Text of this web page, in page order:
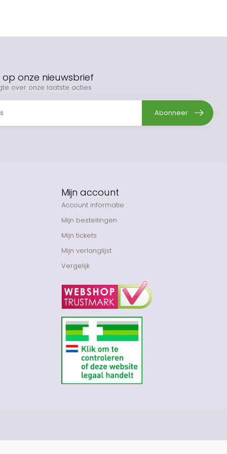
onze nieuwsbrief
over onze laatste acties
Abonneer
Mijn account
Account informatie
Mijn bestellingen
Mijn tickets
Mijn verlanglijst
Vergelijk